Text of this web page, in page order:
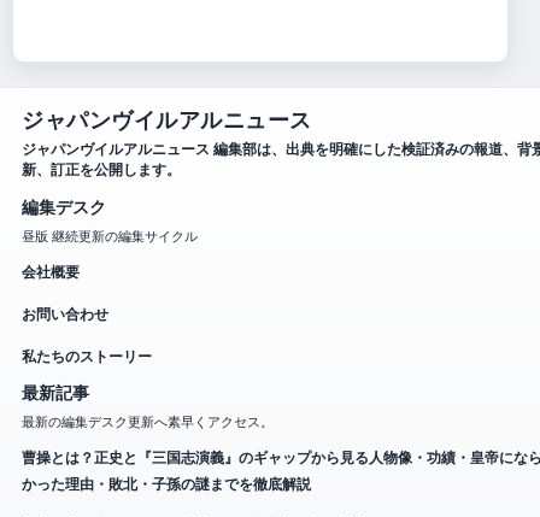
ジャパンヴイルアルニュース
ジャパンヴイルアルニュース 編集部は、出典を明確にした検証済みの報道、背
新、訂正を公開します。
編集デスク
昼版 継続更新の編集サイクル
会社概要
お問い合わせ
私たちのストーリー
最新記事
最新の編集デスク更新へ素早くアクセス。
曹操とは？正史と『三国志演義』のギャップから見る人物像・功績・皇帝にな
かった理由・敗北・子孫の謎までを徹底解説